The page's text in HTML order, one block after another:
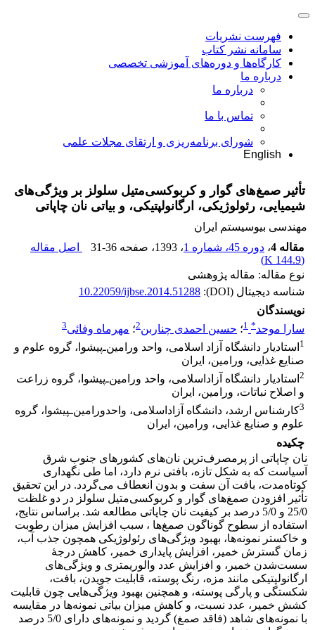
فهرست نشریات
سامانه نشر کتاب
کارگاه‌ها و دوره‌های آموزشی تخصصی
درباره ما
درباره ما
تماس با ما
شورای برنامه‌ریزی و ارتقای مجلات علمی
English
تأثیر صمغ‌های گوار و کربوکسی‌متیل سلولز بر ویژگی‌های
شیمیایی، رئولوژیکی، ارگانولپتیکی، و بیاتی نان چاپاتی
مهندسی بیوسیستم ایران
مقاله 4
، دوره 45، شماره 1 ، 1393 ، صفحه 31-36
اصل مقاله
(
144.9 K
)
نوع مقاله: مقاله پژوهشی
شناسه دیجیتال (DOI):
10.22059/ijbse.2014.51288
نویسندگان
سارا موحد*
1؛ حسین احمدی چناربن2؛ مهرماه وفائی3
1 استادیار دانشگاه آزاد اسلامی، واحد ورامین‌ـ‌پیشوا، گروه علوم و
صنایع غذایی، ورامین، ایران
2 استادیار دانشگاه آزاداسلامی، واحد ورامین‌ـ‌‌پیشوا، گروه زراعت
و اصلاح نباتات، ورامین، ایران
3کارشناس ارشد، دانشگاه آزاداسلامی، واحدورامین‌ـپیشوا، گروه
علوم و صنایع غذایی، ورامین، ایران
چکیده
نان چاپاتی از پرمصرف‌ترین نان‌های کشورهای جنوب شرق
آسیاست که به شکل تازه، بافتی نرم دارد، اما طی نگهداری
کوتاه‌مدت، بافت آن سفت و بدون انعطاف می‌گردد. در این تحقیق
تأثیر افزودن صمغ‌های گوار و کربوکسی‌متیل سلولز در دو غلظت
25/0 و 5/0 درصد بر کیفیت نان چاپاتی مطالعه شد. براساس نتایج،
استفاده از سطوح گوناگون صمغ‌ها ، سبب افزایش میزان رطوبت
و خاکستر نمونه‌ها، بهبود ویژگی‌های رئولوژیکی همچون جذب آب،
زمان گسترش خمیر، افزایش پایداری خمیر، کاهش درجۀ
سست‌شدن خمیر، و افزایش عدد والوریمتری و ویژگی‌های
ارگانولپتیکی مانند مزه، رنگ پوسته، قابلیت جویدن، بافت،
شکستگی و پارگی پوسته، و همچنین بهبود ویژگی‌هایی چون قابلیت
کشش خمیر، عدد نسبت، و کاهش میزان بیاتی نمونه‌ها در مقایسه
با نمونه‌های شاهد (فاقد صمغ) گردید و نمونه‌های دارای 5/0 درصد